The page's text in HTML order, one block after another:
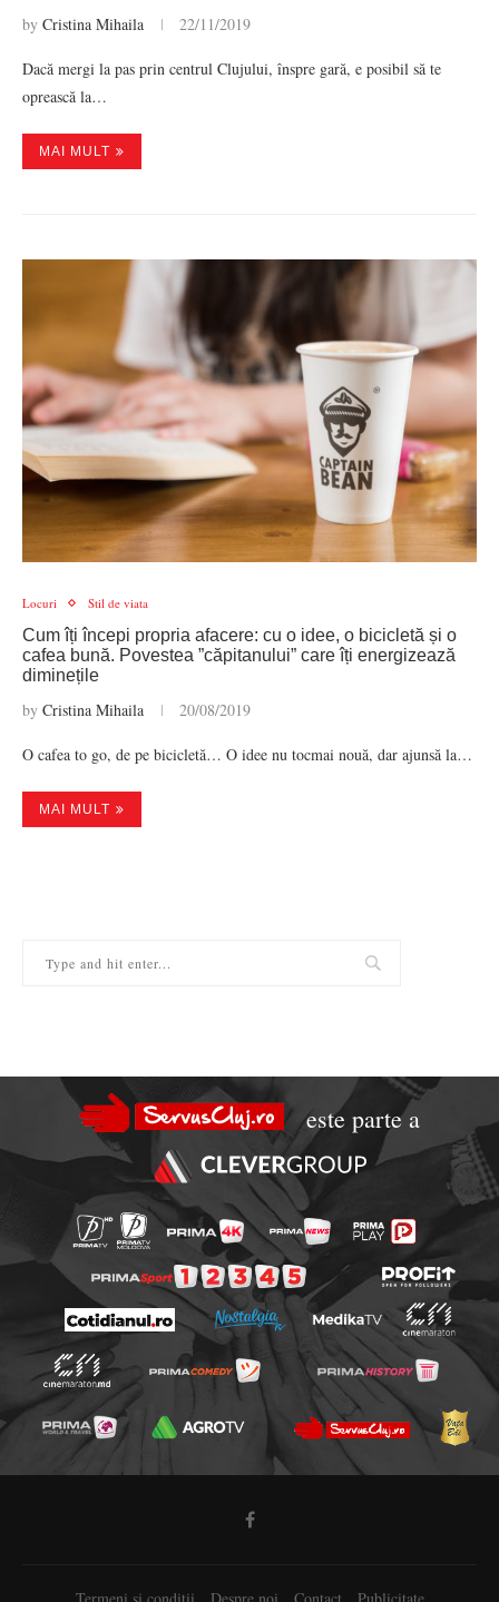
by Cristina Mihaila 22/11/2019
Dacă mergi la pas prin centrul Clujului, înspre gară, e posibil să te
oprească la…
MAI MULT
Locuri Stil de viata
Cum îți începi propria afacere: cu o idee, o bicicletă și o
cafea bună. Povestea ”căpitanului” care îți energizează
diminețile
by Cristina Mihaila 20/08/2019
O cafea to go, de pe bicicletă… O idee nu tocmai nouă, dar ajunsă la…
MAI MULT
este parte a